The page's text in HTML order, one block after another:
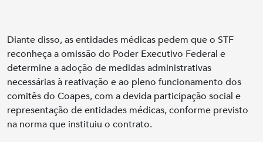
Diante disso, as entidades médicas pedem que o STF
reconheça a omissão do Poder Executivo Federal e
determine a adoção de medidas administrativas
necessárias à reativação e ao pleno funcionamento dos
comitês do Coapes, com a devida participação social e
representação de entidades médicas, conforme previsto
na norma que instituiu o contrato.